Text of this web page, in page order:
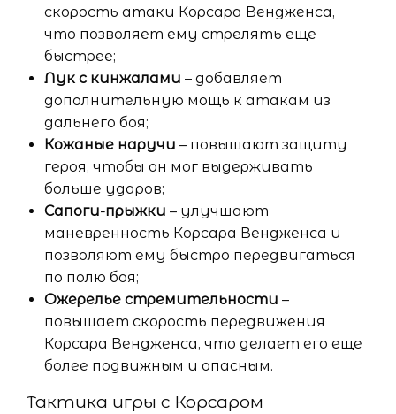
скорость атаки Корсара Вендженса,
что позволяет ему стрелять еще
быстрее;
Лук с кинжалами – добавляет
дополнительную мощь к атакам из
дальнего боя;
Кожаные наручи – повышают защиту
героя, чтобы он мог выдерживать
больше ударов;
Сапоги-прыжки – улучшают
маневренность Корсара Вендженса и
позволяют ему быстро передвигаться
по полю боя;
Ожерелье стремительности –
повышает скорость передвижения
Корсара Вендженса, что делает его еще
более подвижным и опасным.
Тактика игры с Корсаром